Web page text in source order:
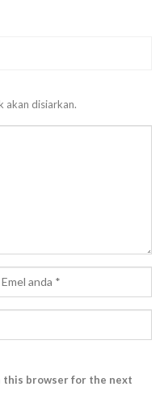
akan disiarkan.
this browser for the next